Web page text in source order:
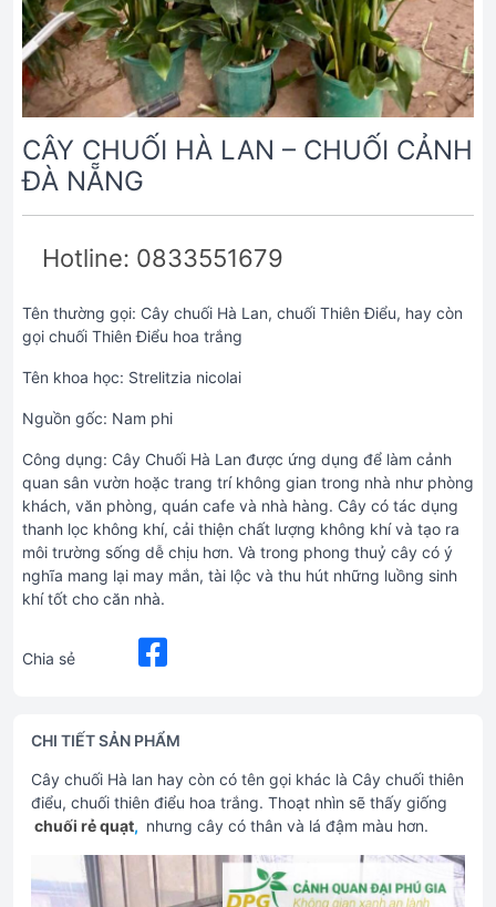
CÂY CHUỐI HÀ LAN – CHUỐI CẢNH
ĐÀ NẴNG
Hotline: 0833551679
Tên thường gọi: Cây chuối Hà Lan, chuối Thiên Điểu, hay còn
gọi chuối Thiên Điểu hoa trắng
Tên khoa học: Strelitzia nicolai
Nguồn gốc: Nam phi
Công dụng: Cây Chuối Hà Lan được ứng dụng để làm cảnh
quan sân vườn hoặc trang trí không gian trong nhà như phòng
khách, văn phòng, quán cafe và nhà hàng. Cây có tác dụng
thanh lọc không khí, cải thiện chất lượng không khí và tạo ra
môi trường sống dễ chịu hơn. Và trong phong thuỷ cây có ý
nghĩa mang lại may mắn, tài lộc và thu hút những luồng sinh
khí tốt cho căn nhà.
Chia sẻ
CHI TIẾT SẢN PHẨM
Cây chuối Hà lan hay còn có tên gọi khác là Cây chuối thiên
điểu, chuối thiên điểu hoa trắng. Thoạt nhìn sẽ thấy giống
chuối rẻ quạt, nhưng cây có thân và lá đậm màu hơn.